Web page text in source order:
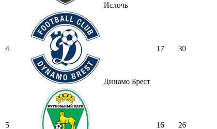
Ислочь
4
Динамо Брест
17 30
5 16 26